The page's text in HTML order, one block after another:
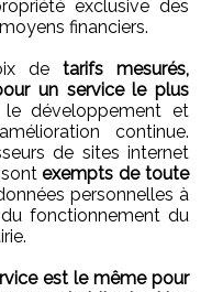
exclusive des
financiers.
de tarifs mesurés,
un service le plus
le développement et
continue.
de sites internet
sontexempts de toute
personnelles à
fonctionnement du
est le même pour